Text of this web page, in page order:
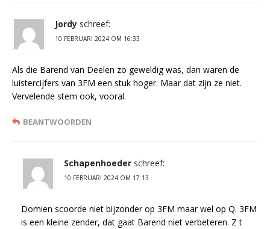
Jordy schreef:
10 FEBRUARI 2024 OM 16:33
Als die Barend van Deelen zo geweldig was, dan waren de
luistercijfers van 3FM een stuk hoger. Maar dat zijn ze niet.
Vervelende stem ook, vooral.
BEANTWOORDEN
Schapenhoeder schreef:
10 FEBRUARI 2024 OM 17:13
Domien scoorde niet bijzonder op 3FM maar wel op Q. 3FM
is een kleine zender, dat gaat Barend niet verbeteren. Z t